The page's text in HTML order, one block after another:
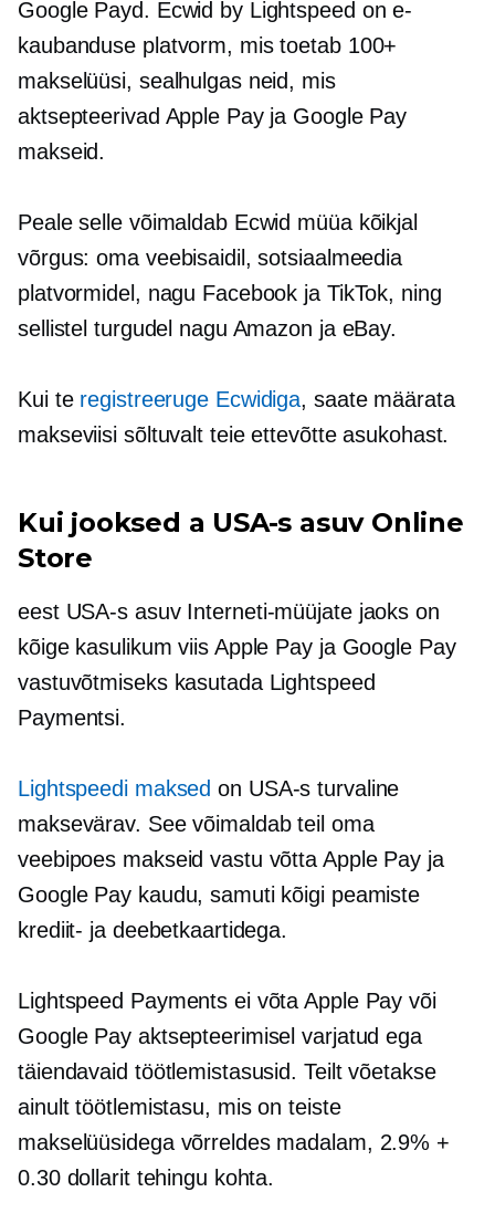
Google Payd. Ecwid by Lightspeed on e-
kaubanduse platvorm, mis toetab 100+
makselüüsi, sealhulgas neid, mis
aktsepteerivad Apple Pay ja Google Pay
makseid.
Peale selle võimaldab Ecwid müüa kõikjal
võrgus: oma veebisaidil, sotsiaalmeedia
platvormidel, nagu Facebook ja TikTok, ning
sellistel turgudel nagu Amazon ja eBay.
Kui te registreeruge Ecwidiga, saate määrata
makseviisi sõltuvalt teie ettevõtte asukohast.
Kui jooksed a USA-s asuvOnline
Store
eest USA-s asuvInterneti-müüjate jaoks on
kõige kasulikum viis Apple Pay ja Google Pay
vastuvõtmiseks kasutada Lightspeed
Paymentsi.
Lightspeedi maksed on USA-s turvaline
maksevärav. See võimaldab teil oma
veebipoes makseid vastu võtta Apple Pay ja
Google Pay kaudu, samuti kõigi peamiste
krediit- ja deebetkaartidega.
Lightspeed Payments ei võta Apple Pay või
Google Pay aktsepteerimisel varjatud ega
täiendavaid töötlemistasusid. Teilt võetakse
ainult töötlemistasu, mis on teiste
makselüüsidega võrreldes madalam, 2.9% +
0.30 dollarit tehingu kohta.